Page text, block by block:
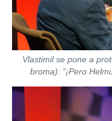
Vlastimil se pone a
broma): "¡Pero